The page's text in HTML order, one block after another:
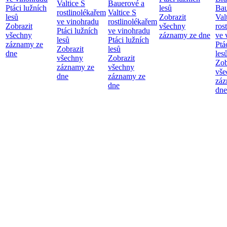
Ptáci lužních
lesů
Zobrazit
všechny
záznamy ze
dne
Valtice S
rostlinolékařem
ve vinohradu
Ptáci lužních
lesů
Zobrazit
všechny
záznamy ze
dne
Bauerové a
Valtice S
rostlinolékařem
ve vinohradu
Ptáci lužních
lesů
Zobrazit
všechny
záznamy ze
dne
lesů
Zobrazit
všechny
záznamy ze dne ve
dne